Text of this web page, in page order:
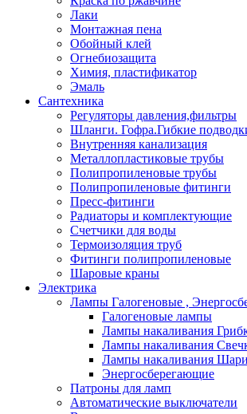
Лаки
Монтажная пена
Обойный клей
Огнебиозащита
Химия, пластификатор
Эмаль
Сантехника
Регуляторы давления,фильтры
Шланги. Гофра.Гибкие
Внутренняя канализация
Металлопластиковые трубы
Полипропиленовые трубы
Полипропиленовые фитинги
Пресс-фитинги
Радиаторы и комплектующие
Счетчики для воды
Термоизоляция труб
Фитинги полипропиленовые
Шаровые краны
Электрика
Лампы Галогеновые ,
Галогеновые лампы
Лампы накаливания
Лампы накаливания
Лампы накаливания
Энергосберегающие
Патроны для ламп
Автоматические выключатели